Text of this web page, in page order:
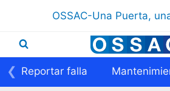
contenido
OSSAC-Una Puerta,
Reportar falla
❮